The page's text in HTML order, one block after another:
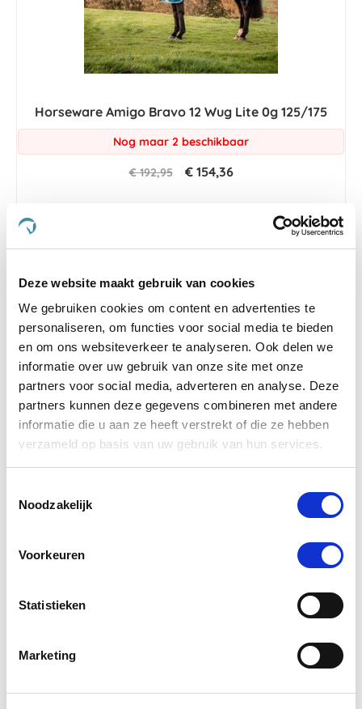
Deze website maakt gebruik van cookies
We gebruiken cookies om content en advertenties te
personaliseren, om functies voor social media te bieden
en om ons websiteverkeer te analyseren. Ook delen we
informatie over uw gebruik van onze site met onze
partners voor social media, adverteren en analyse. Deze
partners kunnen deze gegevens combineren met andere
informatie die u aan ze heeft verstrekt of die ze hebben
verzameld op basis van uw gebruik van hun services.
Noodzakelijk
Voorkeuren
Statistieken
Marketing
Horseware Amigo Bravo 12 Wug Lite 0g 125/175
Nog maar 2 beschikbaar
€ 192,95 € 154,36
Bucas Oasis Turnout 100g met halsstuk 125/165
-20 %